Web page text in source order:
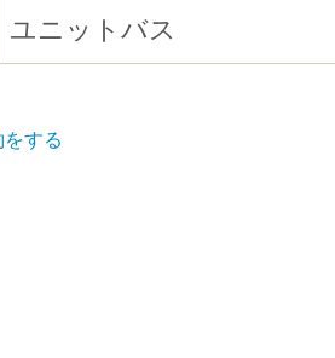
ユニットバス